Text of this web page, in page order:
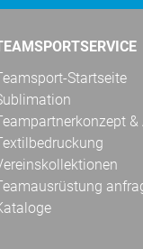
Startseite